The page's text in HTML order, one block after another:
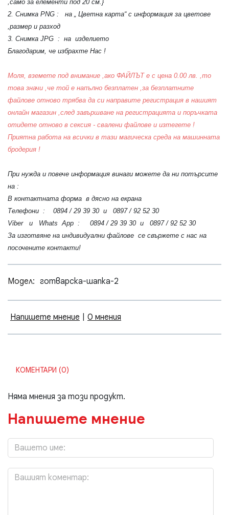
,само за елементи под 20 см.}
2. Снимка PNG : на „ Цветна карта“ с информация за цветове
,размер и разход
3. Снимка JPG : на изделието
Благодарим, че избрахте Нас !
Моля, вземете под внимание ,ако ФАЙЛЪТ е с цена 0.00 лв. ,то
това значи ,че той е напълно безплатен ,за безплатните
файлове отново трябва да си направите регистрация в нашият
онлайн магазин ,след завършване на регистрацията и поръчката
отидете отново в сексия - свалени файлове и изтегете !
Приятна работа на всички в тази магическа среда на машинната
бродерия !
При нужда и повече информация винаги можете да ни потърсите
на :
В контактната форма в дясно на екрана
Телефони : 0894 / 29 39 30 и 0897 / 92 52 30
Viber и Whats App : 0894 / 29 39 30 и 0897 / 92 52 30
За изготвяне на индивидуални файлове се свържете с нас на
посочените контакти!
Модел: готварска-шапка-2
Напишете мнение 0 мнения
КОМЕНТАРИ (0)
Няма мнения за този продукт.
Напишете мнение